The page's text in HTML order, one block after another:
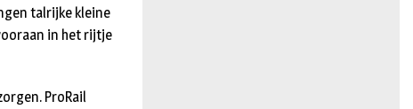
talrijke kleine
in het rijtje
ProRail